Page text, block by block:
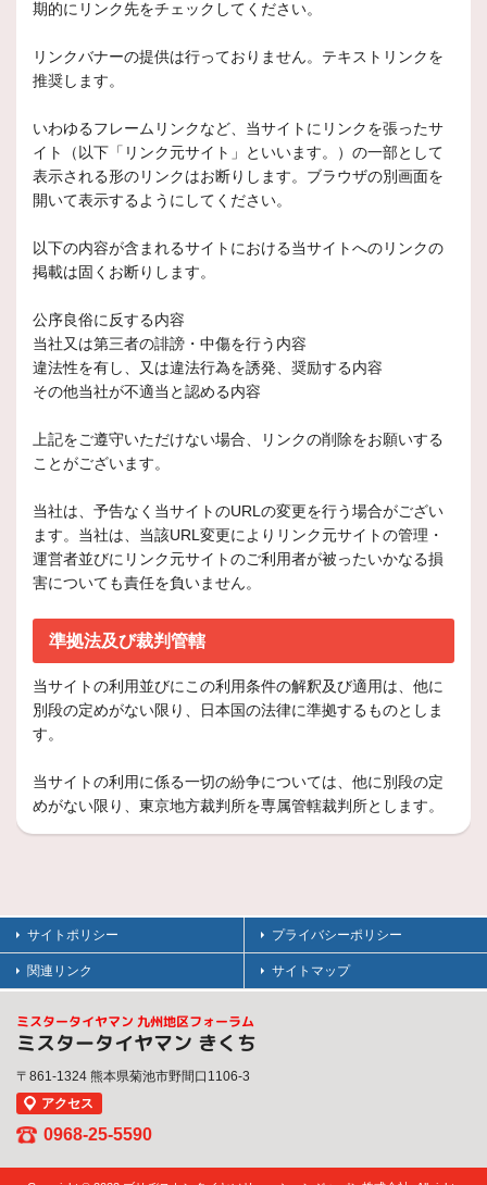
期的にリンク先をチェックしてください。
リンクバナーの提供は行っておりません。テキストリンクを
推奨します。
いわゆるフレームリンクなど、当サイトにリンクを張ったサ
イト（以下「リンク元サイト」といいます。）の一部として
表示される形のリンクはお断りします。ブラウザの別画面を
開いて表示するようにしてください。
以下の内容が含まれるサイトにおける当サイトへのリンクの
掲載は固くお断りします。
公序良俗に反する内容
当社又は第三者の誹謗・中傷を行う内容
違法性を有し、又は違法行為を誘発、奨励する内容
その他当社が不適当と認める内容
上記をご遵守いただけない場合、リンクの削除をお願いする
ことがございます。
当社は、予告なく当サイトのURLの変更を行う場合がござい
ます。当社は、当該URL変更によりリンク元サイトの管理・
運営者並びにリンク元サイトのご利用者が被ったいかなる損
害についても責任を負いません。
準拠法及び裁判管轄
当サイトの利用並びにこの利用条件の解釈及び適用は、他に
別段の定めがない限り、日本国の法律に準拠するものとしま
す。
当サイトの利用に係る一切の紛争については、他に別段の定
めがない限り、東京地方裁判所を専属管轄裁判所とします。
サイトポリシー プライバシーポリシー
関連リンク サイトマップ
ミスタータイヤマン 九州地区フォーラム
ミスタータイヤマン きくち
〒861-1324 熊本県菊池市野間口1106-3
アクセス
0968-25-5590